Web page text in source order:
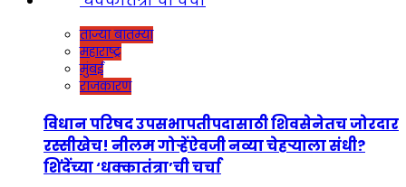
ताज्या बातम्या
महाराष्ट्र
मुंबई
राजकारण
विधान परिषद उपसभापतीपदासाठी शिवसेनेतच जोरदार
रस्सीखेच! नीलम गोऱ्हेंऐवजी नव्या चेहऱ्याला संधी?
शिंदेंच्या ‘धक्कातंत्रा’ची चर्चा